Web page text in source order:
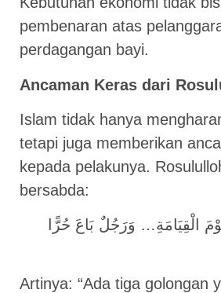
pembenaran atas
perdagangan bayi.
Ancaman Keras dari
Islam tidak hanya
tetapi juga memberikan
kepada pelakunya.
bersabda:
الْقِيَامَةِ… وَرَجُلٌ بَاعَ حُرًّا
Artinya: “Ada tiga golongan